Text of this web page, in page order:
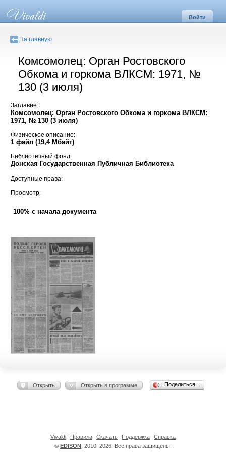
Войти
На главную
Комсомолец: Орган Ростовского
Обкома и горкома ВЛКСМ: 1971, №
130 (3 июля)
Заглавие:
Комсомолец: Орган Ростовского Обкома и горкома ВЛКСМ:
1971, № 130 (3 июля)
Физическое описание:
1 файл (19,4 Мбайт)
Библиотечный фонд:
Донская Государственная Публичная Библиотека
Доступные права:
Просмотр:
100% с начала документа
Открыть Открыть в программе Поделиться…
© EDISON , 2010–2026. Все права защищены.
Vivaldi Правила Скачать Поддержка Справка